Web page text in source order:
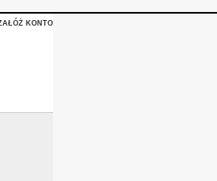
KONTO